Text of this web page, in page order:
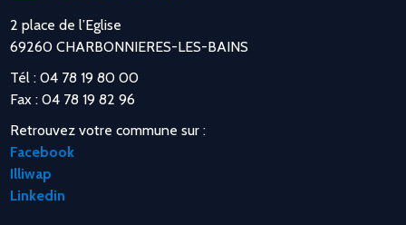
2 place de l’Eglise
69260 CHARBONNIERES-LES-BAINS
Tél : 04 78 19 80 00
Fax : 04 78 19 82 96
Retrouvez votre commune sur :
Facebook
Illiwap
Linkedin